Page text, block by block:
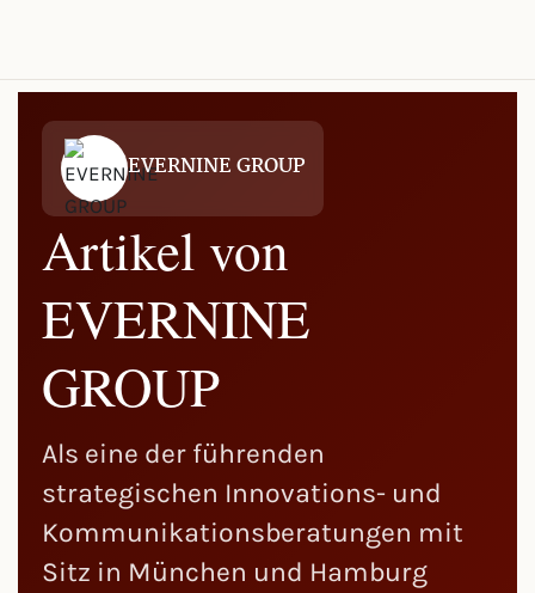
Artikel von
EVERNINE
GROUP
Als eine der führenden
strategischen Innovations- und
Kommunikationsberatungen mit
Sitz in München und Hamburg
EVERNINE GROUP